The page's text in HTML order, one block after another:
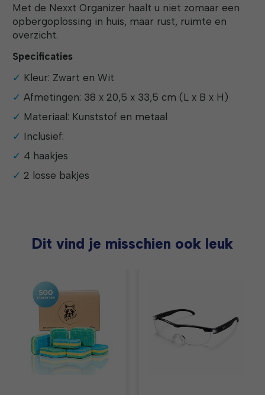
Met de Nexxt Organizer haalt u niet zomaar een
opbergoplossing in huis, maar rust, ruimte en
overzicht.
Specificaties
Kleur: Zwart en Wit
Afmetingen: 38 x 20,5 x 33,5 cm (L x B x H)
Materiaal: Kunststof en metaal
Inclusief:
4 haakjes
2 losse bakjes
Dit vind je misschien ook leuk